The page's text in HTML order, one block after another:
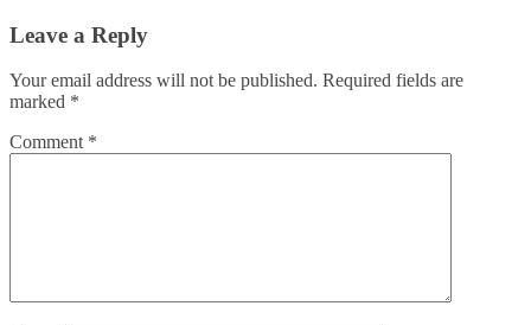
Leave a Reply
Your email address will not be published. Required fields are
marked *
Comment *